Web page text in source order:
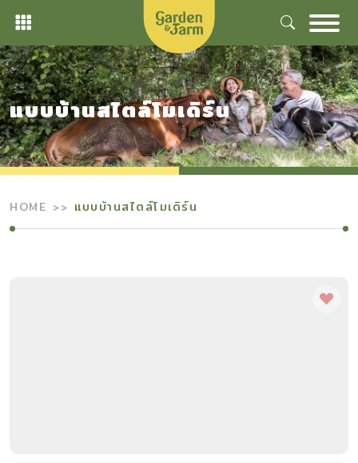
Skip
content
แบบบ้านสไตล์โมเดิร์น
HOME แบบบ้านสไตล์โมเดิร์น